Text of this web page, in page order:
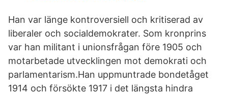
Han var länge kontroversiell och kritiserad av
liberaler och socialdemokrater. Som kronprins
var han militant i unionsfrågan före 1905 och
motarbetade utvecklingen mot demokrati och
parlamentarism.Han uppmuntrade bondetåget
1914 och försökte 1917 i det längsta hindra